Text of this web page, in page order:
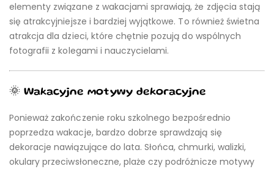
elementy związane z wakacjami sprawiają, że zdjęcia stają
się atrakcyjniejsze i bardziej wyjątkowe. To również świetna
atrakcja dla dzieci, które chętnie pozują do wspólnych
fotografii z kolegami i nauczycielami.
🌞 Wakacyjne motywy dekoracyjne
Ponieważ zakończenie roku szkolnego bezpośrednio
poprzedza wakacje, bardzo dobrze sprawdzają się
dekoracje nawiązujące do lata. Słońca, chmurki, walizki,
okulary przeciwsłoneczne, plaże czy podróżnicze motywy